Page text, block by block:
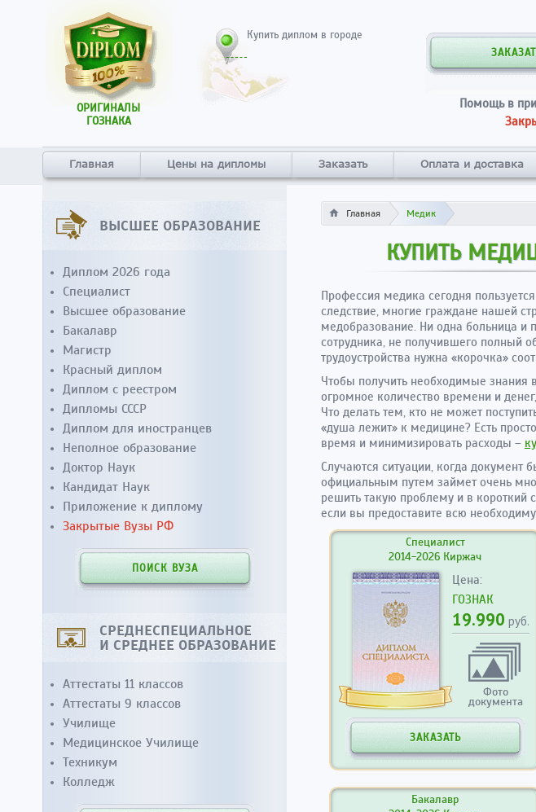
ОРИГИНАЛЫ
ГОЗНАКА
Купить диплом в городе
Помощь в
Главная Цены на дипломы Заказать Оплата и доставка
Главная Медик
КУПИТЬ
Профессия медика сегодня
следствие, многие граждане нашей
медобразование. Ни одна больница и
сотрудника, не получившего полный
трудоустройства нужна «корочка»
Чтобы получить необходимые знания
огромное количество времени и
Что делать тем, кто не может
«душа лежит» к медицине? Есть
время и минимизировать расходы –
Случаются ситуации, когда документ
официальным путем займет очень
решить такую проблему и в короткий
если вы предоставите всю
Специалист
2014-2026 Киржач
Цена:
ГОЗНАК
19.990 руб.
Фото
документа
ЗАКАЗАТЬ
Бакалавр
ВЫСШЕЕ ОБРАЗОВАНИЕ
Диплом 2026 года
Специалист
Высшее образование
Бакалавр
Магистр
Красный диплом
Диплом с реестром
Дипломы СССР
Диплом для иностранцев
Неполное образование
Доктор Наук
Кандидат Наук
Приложение к диплому
Закрытые Вузы РФ
ПОИСК ВУЗА
СРЕДНЕСПЕЦИАЛЬНОЕ
И СРЕДНЕЕ ОБРАЗОВАНИЕ
Аттестаты 11 классов
Аттестаты 9 классов
Училище
Медицинское Училище
Техникум
Колледж